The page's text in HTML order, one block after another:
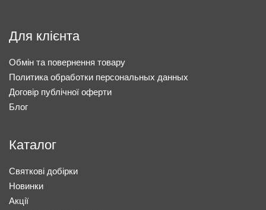
Для клієнта
Обмін та повернення товару
Политика обработки персональных данных
Договір публічної оферти
Блог
Каталог
Святкові добірки
Новинки
Акції